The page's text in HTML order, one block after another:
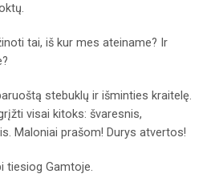
tai, iš kur mes ateiname? Ir
stebuklų ir išminties kraitelę.
visai kitoks: švaresnis,
Maloniai prašom! Durys atvertos!
tiesiog Gamtoje.